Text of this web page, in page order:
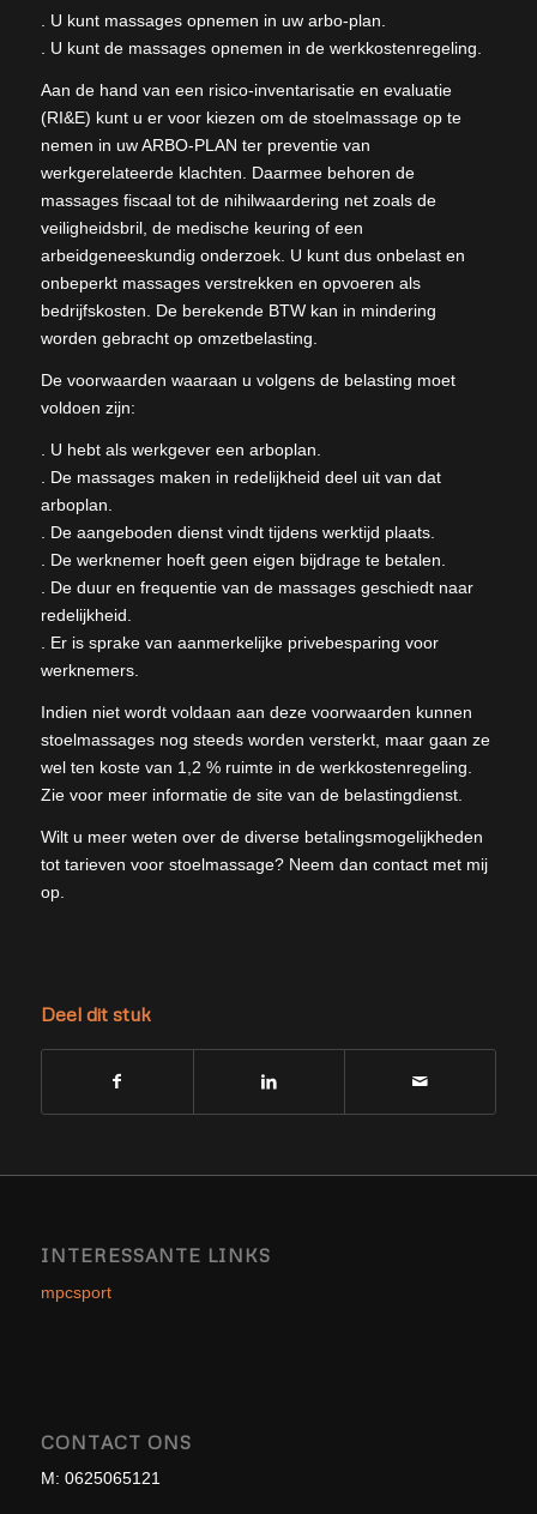
. U kunt massages opnemen in uw arbo-plan.
. U kunt de massages opnemen in de werkkostenregeling.
Aan de hand van een risico-inventarisatie en evaluatie
(RI&E) kunt u er voor kiezen om de stoelmassage op te
nemen in uw ARBO-PLAN ter preventie van
werkgerelateerde klachten. Daarmee behoren de
massages fiscaal tot de nihilwaardering net zoals de
veiligheidsbril, de medische keuring of een
arbeidgeneeskundig onderzoek. U kunt dus onbelast en
onbeperkt massages verstrekken en opvoeren als
bedrijfskosten. De berekende BTW kan in mindering
worden gebracht op omzetbelasting.
De voorwaarden waaraan u volgens de belasting moet
voldoen zijn:
. U hebt als werkgever een arboplan.
. De massages maken in redelijkheid deel uit van dat
arboplan.
. De aangeboden dienst vindt tijdens werktijd plaats.
. De werknemer hoeft geen eigen bijdrage te betalen.
. De duur en frequentie van de massages geschiedt naar
redelijkheid.
. Er is sprake van aanmerkelijke privebesparing voor
werknemers.
Indien niet wordt voldaan aan deze voorwaarden kunnen
stoelmassages nog steeds worden versterkt, maar gaan ze
wel ten koste van 1,2 % ruimte in de werkkostenregeling.
Zie voor meer informatie de site van de belastingdienst.
Wilt u meer weten over de diverse betalingsmogelijkheden
tot tarieven voor stoelmassage? Neem dan contact met mij
op.
Deel dit stuk
INTERESSANTE LINKS
mpcsport
CONTACT ONS
M: 0625065121